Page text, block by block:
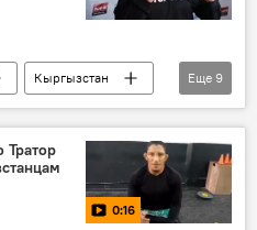
Кыргызстан
бой
JFC
Еще 9
Тратор
0:16